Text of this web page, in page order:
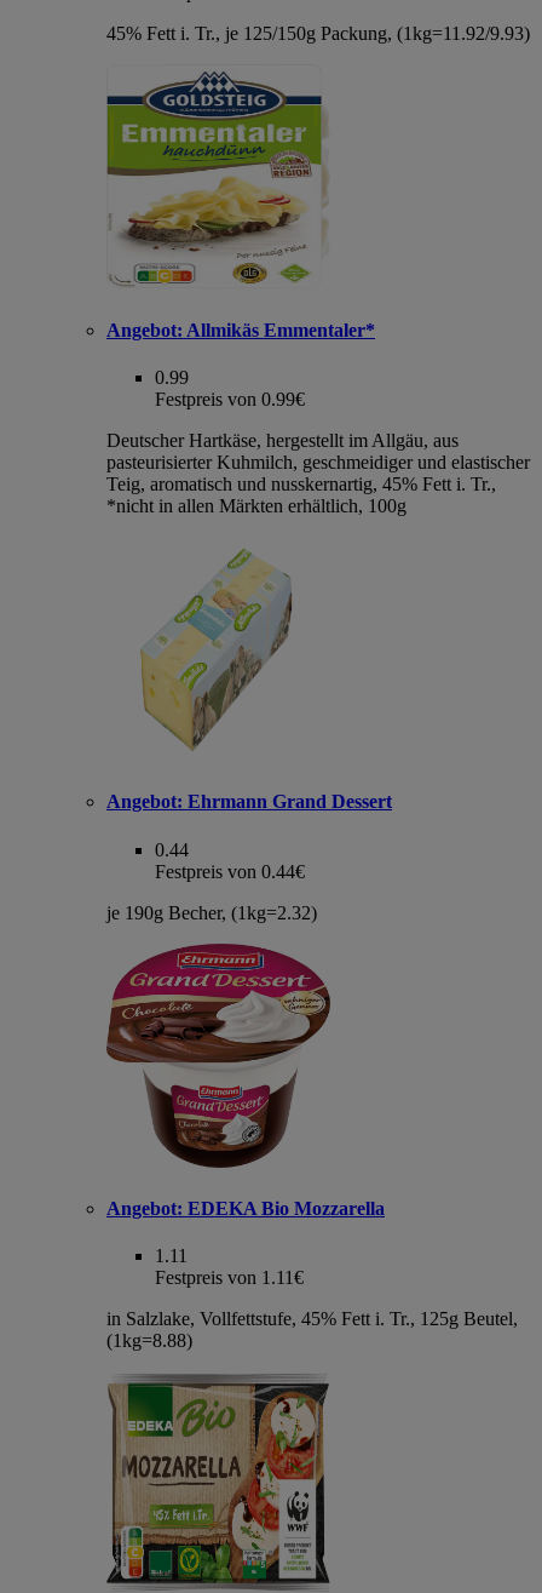
45% Fett i. Tr., je 125/150g Packung, (1kg=11.92/9.93)
Angebot: Allmikäs Emmentaler*
0.99
Festpreis von 0.99€
Deutscher Hartkäse, hergestellt im Allgäu, aus
pasteurisierter Kuhmilch, geschmeidiger und elastischer
Teig, aromatisch und nusskernartig, 45% Fett i. Tr.,
*nicht in allen Märkten erhältlich, 100g
Angebot: Ehrmann Grand Dessert
0.44
Festpreis von 0.44€
je 190g Becher, (1kg=2.32)
Angebot: EDEKA Bio Mozzarella
1.11
Festpreis von 1.11€
in Salzlake, Vollfettstufe, 45% Fett i. Tr., 125g Beutel,
(1kg=8.88)